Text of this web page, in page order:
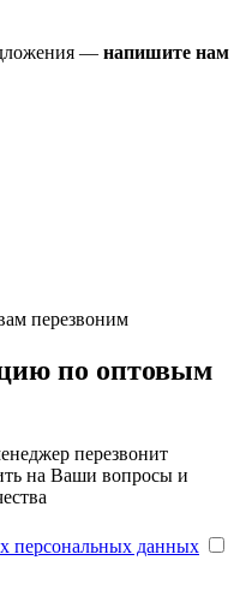
— напишите нам
перезвоним
по оптовым
перезвонит
на Ваши вопросы и
персональных данных